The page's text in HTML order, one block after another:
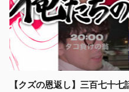
【クズの恩返し】三百七十